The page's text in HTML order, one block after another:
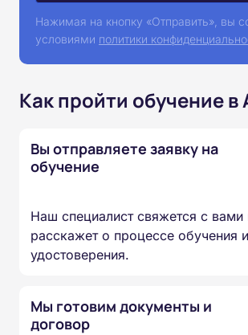
Нажимая на кнопку «Отправить», вы
условиями политики
Как пройти обучение в
Вы отправляете заявку на
обучение
Наш специалист свяжется с
расскажет о процессе обучения
удостоверения.
Мы готовим документы и
договор